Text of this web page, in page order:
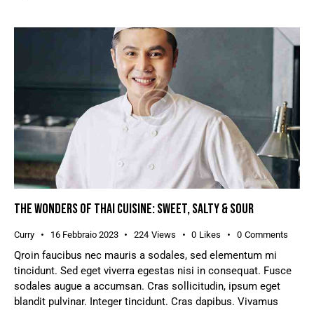
THE WONDERS OF THAI CUISINE: SWEET, SALTY & SOUR
Curry 16 Febbraio 2023 224 Views 0 Likes 0 Comments
Qroin faucibus nec mauris a sodales, sed elementum mi
tincidunt. Sed eget viverra egestas nisi in consequat. Fusce
sodales augue a accumsan. Cras sollicitudin, ipsum eget
blandit pulvinar. Integer tincidunt. Cras dapibus. Vivamus